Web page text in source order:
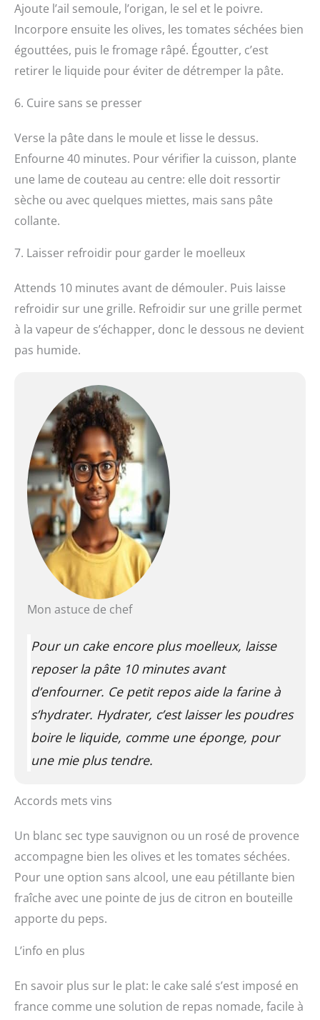
Ajoute l’ail semoule, l’origan, le sel et le poivre.
Incorpore ensuite les olives, les tomates séchées bien
égouttées, puis le fromage râpé. Égoutter, c’est
retirer le liquide pour éviter de détremper la pâte.
6. Cuire sans se presser
Verse la pâte dans le moule et lisse le dessus.
Enfourne 40 minutes. Pour vérifier la cuisson, plante
une lame de couteau au centre: elle doit ressortir
sèche ou avec quelques miettes, mais sans pâte
collante.
7. Laisser refroidir pour garder le moelleux
Attends 10 minutes avant de démouler. Puis laisse
refroidir sur une grille. Refroidir sur une grille permet
à la vapeur de s’échapper, donc le dessous ne devient
pas humide.
Mon astuce de chef
Pour un cake encore plus moelleux, laisse
reposer la pâte 10 minutes avant
d’enfourner. Ce petit repos aide la farine à
s’hydrater. Hydrater, c’est laisser les poudres
boire le liquide, comme une éponge, pour
une mie plus tendre.
Accords mets vins
Un blanc sec type sauvignon ou un rosé de provence
accompagne bien les olives et les tomates séchées.
Pour une option sans alcool, une eau pétillante bien
fraîche avec une pointe de jus de citron en bouteille
apporte du peps.
L’info en plus
En savoir plus sur le plat: le cake salé s’est imposé en
france comme une solution de repas nomade, facile à